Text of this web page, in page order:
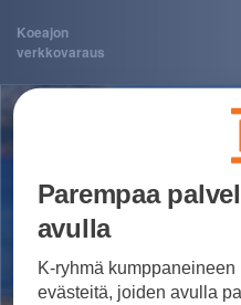
Koeajon
verkkovaraus
Parempaa
avulla
K-ryhmä
evästeitä, joiden avulla